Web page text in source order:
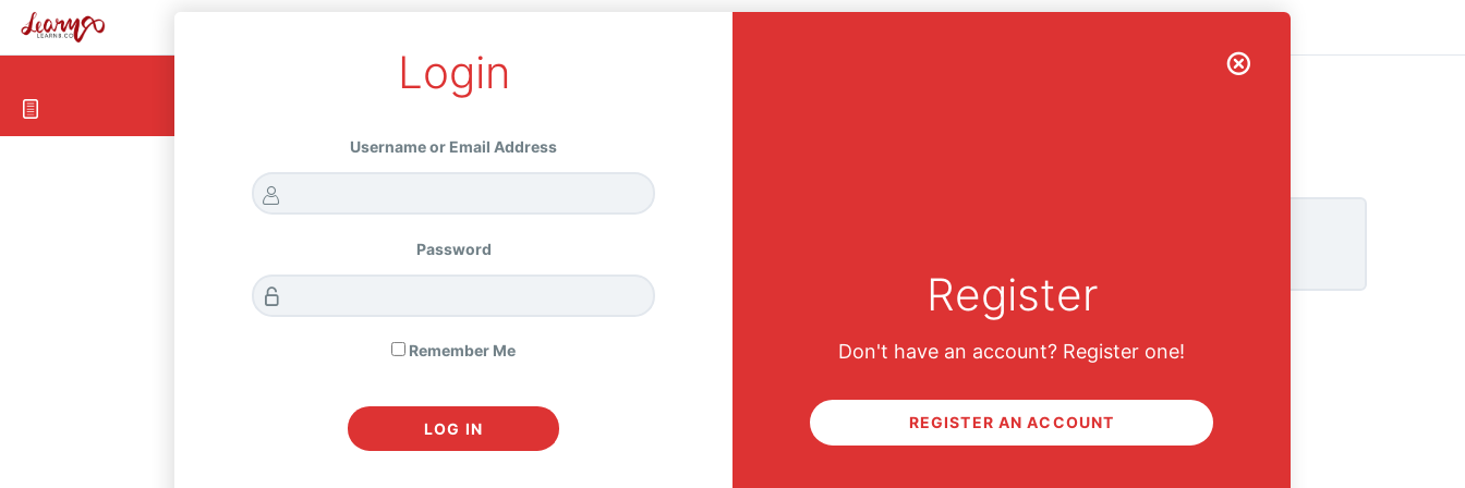
Login
Username or Email Address
Password
Remember Me
Register
Don't have an account? Register one!
REGISTER AN ACCOUNT
EP 2 | ‘Golden Hello’ Quiz